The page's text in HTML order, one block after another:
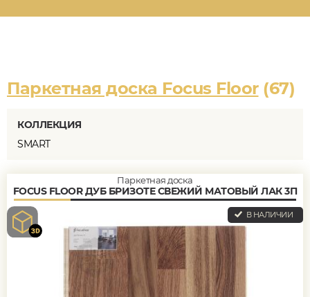
Паркетная доска Focus Floor(67)
КОЛЛЕКЦИЯ
SMART
Паркетная доска
FOCUS FLOOR ДУБ БРИЗОТЕ СВЕЖИЙ МАТОВЫЙ ЛАК 3П
В НАЛИЧИИ